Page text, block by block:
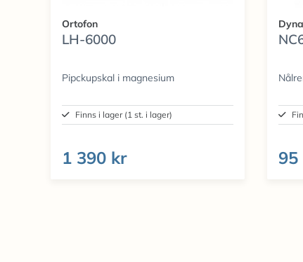
Ortofon
LH-6000
Pipckupskal i magnesium
Finns i lager (1 st. i lager)
1 390 kr 95